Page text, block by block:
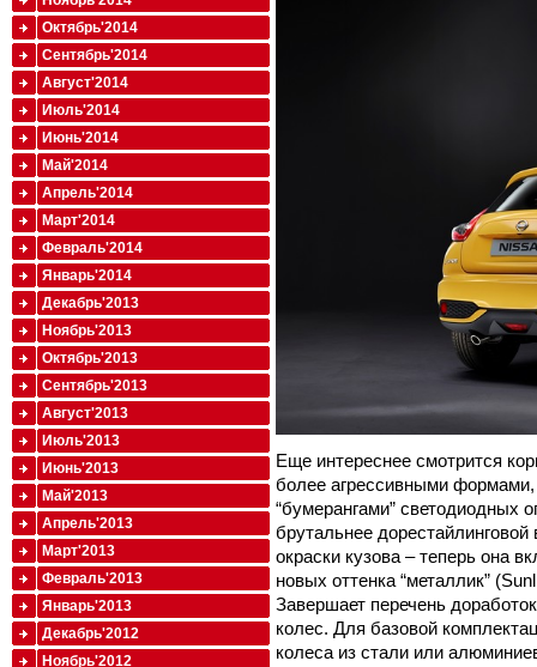
Еще интереснее смотрится
более агрессивными
“бумерангами” светодиодных
брутальнее
окраски кузова – теперь она
новых оттенка “металлик”
Завершает перечень
колес. Для базовой
колеса из стали или
Октябрь'2014
Сентябрь'2014
Август'2014
Июль'2014
Июнь'2014
Май'2014
Апрель'2014
Март'2014
Февраль'2014
Январь'2014
Декабрь'2013
Ноябрь'2013
Октябрь'2013
Сентябрь'2013
Август'2013
Июль'2013
Июнь'2013
Май'2013
Апрель'2013
Март'2013
Февраль'2013
Январь'2013
Декабрь'2012
Ноябрь'2012